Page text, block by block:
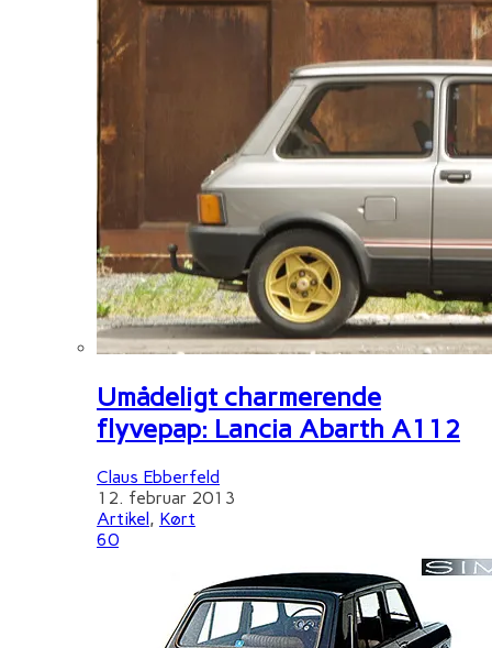
Umådeligt charmerende
flyvepap: Lancia Abarth A112
Claus Ebberfeld
12. februar 2013
Artikel, Kørt
60